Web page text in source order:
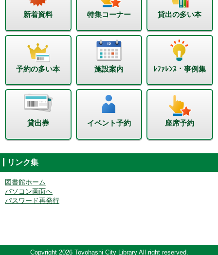
新着資料 特集コーナー 貸出の多い本
予約の多い本 施設案内 ﾚﾌｧﾚﾝｽ・事例集
貸出券 イベント予約 座席予約
リンク集
図書館ホーム
パソコン画面へ
パスワード再発行
Copyright 2026 Toyohashi City Library All right reserved.